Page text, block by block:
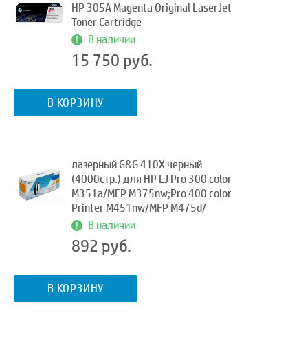
HP 305A Magenta Original LaserJet
Toner Cartridge
В наличии
15 750 руб.
В КОРЗИНУ
лазерный G&G 410X черный
(4000стр.) для HP LJ Pro 300 color
M351a/MFP M375nw;Pro 400 color
Printer M451nw/MFP M475d/
В наличии
892 руб.
В КОРЗИНУ